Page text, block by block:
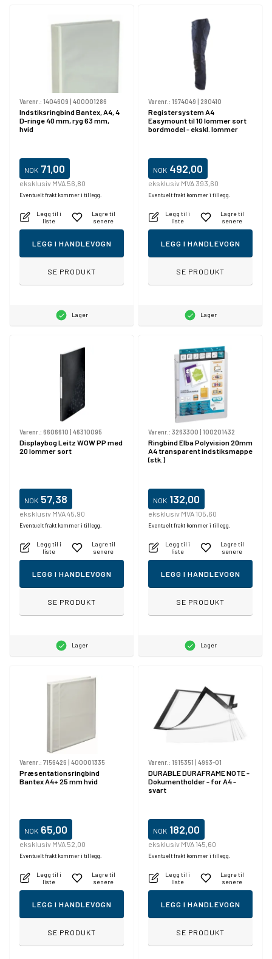
Varenr.: 1404609 400001286
Indstiksringbind Bantex, A4, 4
D-ringe 40 mm, ryg 63 mm,
hvid
NOK 71,00
eksklusiv MVA 56,80
Eventuelt frakt kommer i tillegg.
Legg til i
liste
Lagre til
senere
LEGG I HANDLEVOGN
SE PRODUKT
Lager
Varenr.: 1974049 280410
Registersystem A4
Easymount til 10 lommer sort
bordmodel - ekskl. lommer
NOK 492,00
eksklusiv MVA 393,60
Eventuelt frakt kommer i tillegg.
Legg til i
liste
Lagre til
senere
LEGG I HANDLEVOGN
SE PRODUKT
Lager
Varenr.: 6606610 46310095
Displaybog Leitz WOW PP med
20 lommer sort
NOK 57,38
eksklusiv MVA 45,90
Eventuelt frakt kommer i tillegg.
Legg til i
liste
Lagre til
senere
LEGG I HANDLEVOGN
SE PRODUKT
Lager
Varenr.: 3263300 100201432
Ringbind Elba Polyvision 20mm
A4 transparent indstiksmappe
(stk.)
NOK 132,00
eksklusiv MVA 105,60
Eventuelt frakt kommer i tillegg.
Legg til i
liste
Lagre til
senere
LEGG I HANDLEVOGN
SE PRODUKT
Lager
Varenr.: 7156426 | 400001335
Præsentationsringbind
Bantex A4+ 25 mm hvid
NOK 65,00
eksklusiv MVA 52,00
Eventuelt frakt kommer i tillegg.
Legg til i
liste
Lagre til
senere
LEGG I HANDLEVOGN
SE PRODUKT
Varenr.: 1915351 | 4993-01
DURABLE DURAFRAME NOTE -
Dokumentholder - for A4 -
svart
NOK 182,00
eksklusiv MVA 145,60
Eventuelt frakt kommer i tillegg.
Legg til i
liste
Lagre til
senere
LEGG I HANDLEVOGN
SE PRODUKT